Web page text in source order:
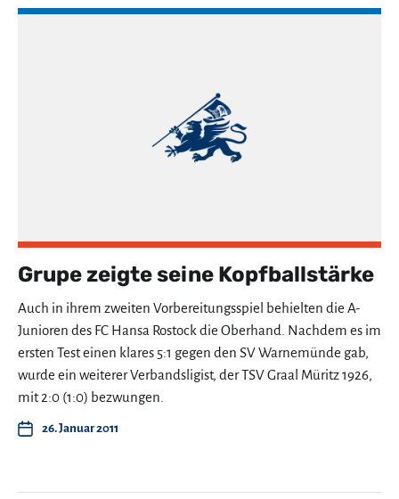
Grupe zeigte seine Kopfballstärke
Auch in ihrem zweiten Vorbereitungsspiel behielten die A-
Junioren des FC Hansa Rostock die Oberhand. Nachdem es im
ersten Test einen klares 5:1 gegen den SV Warnemünde gab,
wurde ein weiterer Verbandsligist, der TSV Graal Müritz 1926,
mit 2:0 (1:0) bezwungen.
26. Januar 2011